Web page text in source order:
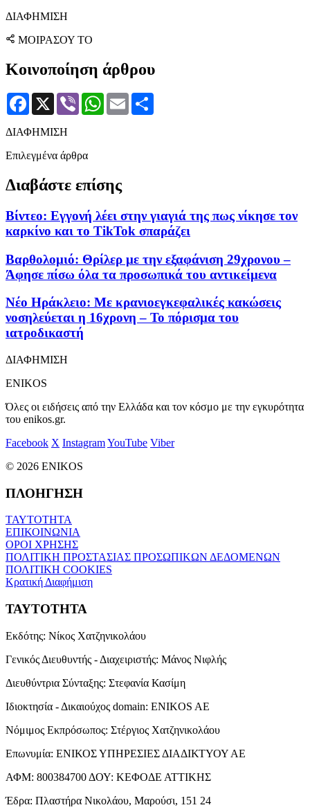
ΔΙΑΦΗΜΙΣΗ
ΜΟΙΡΑΣΟΥ ΤΟ
Κοινοποίηση άρθρου
Facebook
X Viber WhatsApp
Email
ΔΙΑΦΗΜΙΣΗ
Επιλεγμένα άρθρα
Διαβάστε επίσης
Βίντεο: Εγγονή λέει στην γιαγιά της πως νίκησε τον
καρκίνο και το TikTok σπαράζει
Βαρθολομιό: Θρίλερ με την εξαφάνιση 29χρονου –
Άφησε πίσω όλα τα προσωπικά του αντικείμενα
Νέο Ηράκλειο: Με κρανιοεγκεφαλικές κακώσεις
νοσηλεύεται η 16χρονη – Το πόρισμα του
ιατροδικαστή
ΔΙΑΦΗΜΙΣΗ
ENIKOS
Όλες οι ειδήσεις από την Ελλάδα και τον κόσμο με την εγκυρότητα
του enikos.gr.
Facebook X InstagramYouTube Viber
© 2026 ENIKOS
ΠΛΟΗΓΗΣΗ
ΤΑΥΤΟΤΗΤΑ
ΕΠΙΚΟΙΝΩΝΙΑ
ΟΡΟΙ ΧΡΗΣΗΣ
ΠΟΛΙΤΙΚΗ ΠΡΟΣΤΑΣΙΑΣ ΠΡΟΣΩΠΙΚΩΝ ΔΕΔΟΜΕΝΩΝ
ΠΟΛΙΤΙΚΗ COOKIES
Κρατική Διαφήμιση
ΤΑΥΤΟΤΗΤΑ
Εκδότης: Νίκος Χατζηνικολάου
Γενικός Διευθυντής - Διαχειριστής: Μάνος Νιφλής
Διευθύντρια Σύνταξης: Στεφανία Κασίμη
Ιδιοκτησία - Δικαιούχος domain: ENIKOS AE
Νόμιμος Εκπρόσωπος: Στέργιος Χατζηνικολάου
Επωνυμία: ΕΝΙΚΟΣ ΥΠΗΡΕΣΙΕΣ ΔΙΑΔΙΚΤΥΟΥ ΑΕ
ΑΦΜ: 800384700 ΔΟΥ: ΚΕΦΟΔΕ ΑΤΤΙΚΗΣ
Έδρα: Πλαστήρα Νικολάου, Μαρούσι, 151 24